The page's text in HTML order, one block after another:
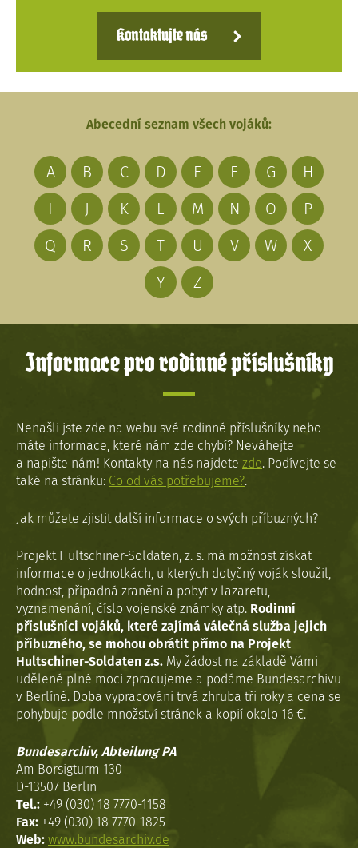
Kontaktujte nás
Abecední seznam všech vojáků:
A B C D E F G
H
I
J K L M N O
P
Q
R S T U V W
X
Y
Z
Informace pro rodinné příslušníky
Nenašli jste zde na webu své rodinné příslušníky nebo
máte informace, které nám zde chybí? Neváhejte
a napište nám! Kontakty na nás najdete zde. Podívejte se
také na stránku: Co od vás potřebujeme?.
Jak můžete zjistit další informace o svých příbuzných?
Projekt Hultschiner-Soldaten, z. s. má možnost získat
informace o jednotkách, u kterých dotyčný voják sloužil,
hodnost, případná zranění a pobyt v lazaretu,
vyznamenání, číslo vojenské známky atp. Rodinní
příslušníci vojáků, které zajímá válečná služba jejich
příbuzného, se mohou obrátit přímo na Projekt
Hultschiner-Soldaten z.s. My žádost na základě Vámi
udělené plné moci zpracujeme a podáme Bundesarchivu
v Berlíně. Doba vypracováni trvá zhruba tři roky a cena se
pohybuje podle množství stránek a kopií okolo 16 €.
Bundesarchiv, Abteilung PA
Am Borsigturm 130
D-13507 Berlin
Tel.: +49 (030) 18 7770-1158
Fax: +49 (030) 18 7770-1825
Web: www.bundesarchiv.de